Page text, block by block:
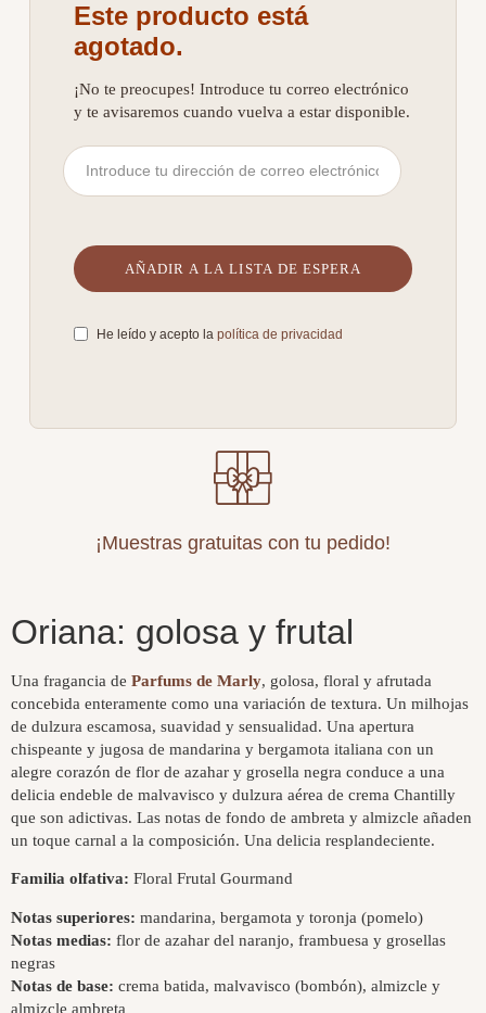
Este producto está
agotado.
¡No te preocupes! Introduce tu correo electrónico
y te avisaremos cuando vuelva a estar disponible.
He leído y acepto la política de privacidad
¡Muestras gratuitas con tu pedido!
Oriana: golosa y frutal
Una fragancia de Parfums de Marly, golosa, floral y afrutada
concebida enteramente como una variación de textura. Un milhojas
de dulzura escamosa, suavidad y sensualidad. Una apertura
chispeante y jugosa de mandarina y bergamota italiana con un
alegre corazón de flor de azahar y grosella negra conduce a una
delicia endeble de malvavisco y dulzura aérea de crema Chantilly
que son adictivas. Las notas de fondo de ambreta y almizcle añaden
un toque carnal a la composición. Una delicia resplandeciente.
Familia olfativa: Floral Frutal Gourmand
Notas superiores: mandarina, bergamota y toronja (pomelo)
Notas medias: flor de azahar del naranjo, frambuesa y grosellas
negras
Notas de base: crema batida, malvavisco (bombón), almizcle y
almizcle ambreta